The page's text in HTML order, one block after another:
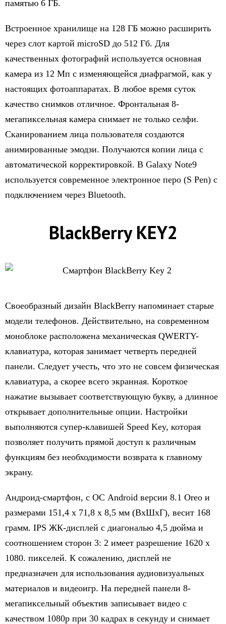
памятью 6 ГБ.
Встроенное хранилище на 128 ГБ можно расширить
через слот картой microSD до 512 Гб. Для
качественных фотографий используется основная
камера из 12 Мп с изменяющейся диафрагмой, как у
настоящих фотоаппаратах. В любое время суток
качество снимков отличное. Фронтальная 8-
мегапиксельная камера снимает не только селфи.
Сканированием лица пользователя создаются
анимированные эмодзи. Получаются копии лица с
автоматической корректировкой. В Galaxy Note9
используется современное электронное перо (S Pen) с
подключением через Bluetooth.
BlackBerry KEY2
Своеобразный дизайн BlackBerry напоминает старые
модели телефонов. Действительно, на современном
моноблоке расположена механическая QWERTY-
клавиатура, которая занимает четверть передней
панели. Следует учесть, что это не совсем физическая
клавиатура, а скорее всего экранная. Короткое
нажатие вызывает соответствующую букву, а длинное
открывает дополнительные опции. Настройки
выполняются супер-клавишей Speed Key, которая
позволяет получить прямой доступ к различным
функциям без необходимости возврата к главному
экрану.
Андроид-смартфон, с ОС Android версии 8.1 Oreo и
размерами 151,4 x 71,8 x 8,5 мм (ВхШхГ), весит 168
грамм. IPS ЖК-дисплей с диагональю 4,5 дюйма и
соотношением сторон 3: 2 имеет разрешение 1620 x
1080. пикселей. К сожалению, дисплей не
предназначен для использования аудиовизуальных
материалов и видеоигр. На передней панели 8-
мегапиксельный объектив записывает видео с
качеством 1080p при 30 кадрах в секунду и снимает